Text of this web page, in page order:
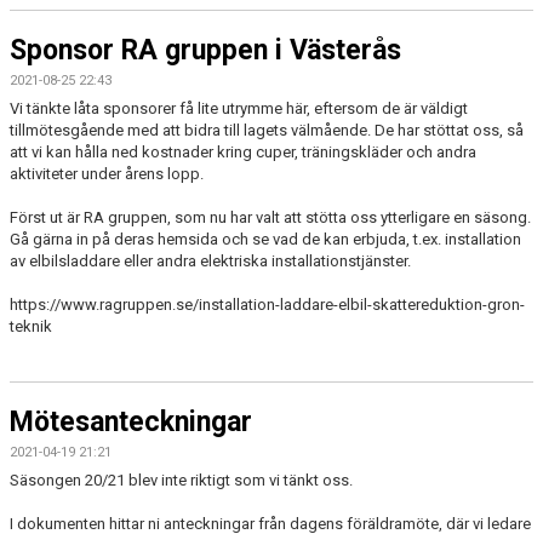
Sponsor RA gruppen i Västerås
2021-08-25 22:43
Vi tänkte låta sponsorer få lite utrymme här, eftersom de är väldigt
tillmötesgående med att bidra till lagets välmående. De har stöttat oss, så
att vi kan hålla ned kostnader kring cuper, träningskläder och andra
aktiviteter under årens lopp.
Först ut är RA gruppen, som nu har valt att stötta oss ytterligare en säsong.
Gå gärna in på deras hemsida och se vad de kan erbjuda, t.ex. installation
av elbilsladdare eller andra elektriska installationstjänster.
https://www.ragruppen.se/installation-laddare-elbil-skattereduktion-gron-
teknik
Mötesanteckningar
2021-04-19 21:21
Säsongen 20/21 blev inte riktigt som vi tänkt oss.
I dokumenten hittar ni anteckningar från dagens föräldramöte, där vi ledare